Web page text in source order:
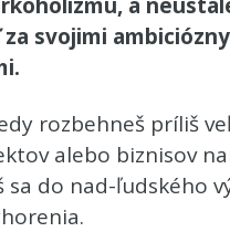
svojimi
rozbehneš príliš
alebo biznisov
sa do nad-ľudského